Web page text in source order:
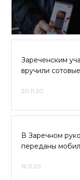
Зареченским
вручили
20.11.20
В Заречном
переданы
16.11.20